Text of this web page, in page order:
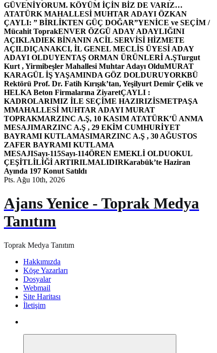
GÜVENİYORUM. KÖYÜM İÇİN BİZ DE VARIZ…
ATATÜRK MAHALLESİ MUHTAR ADAYI ÖZKAN
ÇAYLI: ” BİRLİKTEN GÜÇ DOĞAR”YENİCE ve SEÇİM /
Mücahit ToprakENVER ÖZGÜ ADAY ADAYLIĞINI
AÇIKLADIEK BİNANIN ACİL SERVİSİ HİZMETE
AÇILDIÇANAKCI, İL GENEL MECLİS ÜYESİ ADAY
ADAYI OLDUYENTAŞ ORMAN ÜRÜNLERİ A.ŞTurgut
Kurt , Yirmibeşler Mahallesi Muhtar Adayı OlduMURAT
KARAGÜL İŞ YAŞAMINDA GÖZ DOLDURUYORKBÜ
Rektörü Prof. Dr. Fatih Kırışık’tan, Yeşilyurt Demir Çelik ve
HELKA Beton Firmalarına ZiyaretÇAYLI :
KADROLARIMIZ İLE SEÇİME HAZIRIZİSMETPAŞA
MMAHALLESİ MUHTAR ADAYI MURAT
TOPRAKMARZINC A.Ş, 10 KASIM ATATÜRK’Ü ANMA
MESAJIMARZINC A.Ş , 29 EKİM CUMHURİYET
BAYRAMI KUTLAMASIMARZINC A.Ş , 30 AĞUSTOS
ZAFER BAYRAMI KUTLAMA
MESAJISayı-115Sayı-114ÖREN EMEKLİ OLDUOKUL
ÇEŞİTLİLİĞİ ARTIRILMALIDIRKarabük’te Haziran
Ayında 197 Konut Satıldı
Pts. Ağu 10th, 2026
Ajans Yenice - Toprak Medya
Tanıtım
Toprak Medya Tanıtım
Hakkımızda
Köşe Yazarları
Dosyalar
Webmail
Site Haritası
İletişim